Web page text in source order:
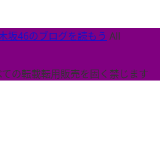
坂46のブログを読もう All
の転載転用販売を固く禁じます